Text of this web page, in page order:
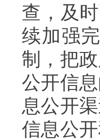
查，及
续加强
制，把
公开信
息公开
信息公